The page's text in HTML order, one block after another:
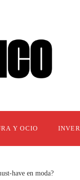
Y OCIO
have en moda?